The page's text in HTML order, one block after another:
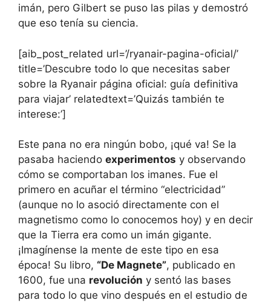
imán, pero Gilbert se puso las pilas y demostró
que eso tenía su ciencia.
[aib_post_related url=’/ryanair-pagina-oficial/’
title=’Descubre todo lo que necesitas saber
sobre la Ryanair página oficial: guía definitiva
para viajar’ relatedtext=’Quizás también te
interese:’]
Este pana no era ningún bobo, ¡qué va! Se la
pasaba haciendo experimentos y observando
cómo se comportaban los imanes. Fue el
primero en acuñar el término “electricidad”
(aunque no lo asoció directamente con el
magnetismo como lo conocemos hoy) y en decir
que la Tierra era como un imán gigante.
¡Imagínense la mente de este tipo en esa
época! Su libro, “De Magnete”, publicado en
1600, fue una revolución y sentó las bases
para todo lo que vino después en el estudio de